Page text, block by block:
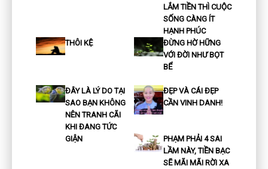
LẮM TIỀN THÌ CUỘC
SỐNG CÀNG ÍT
HẠNH PHÚC
THÔI KỆ
ĐỪNG HỜ HỮNG
VỚI ĐỜI NHƯ BỌT
BỂ
ĐÂY LÀ LÝ DO TẠI
SAO BẠN KHÔNG
NÊN TRANH CÃI
KHI ĐANG TỨC
GIẬN
ĐẸP VÀ CÁI ĐẸP
CẦN VINH DANH!
PHẠM PHẢI 4 SAI
LẦM NÀY, TIỀN BẠC
SẼ MÃI MÃI RỜI XA